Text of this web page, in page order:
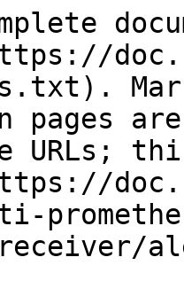
pages
URLs;
receiver/